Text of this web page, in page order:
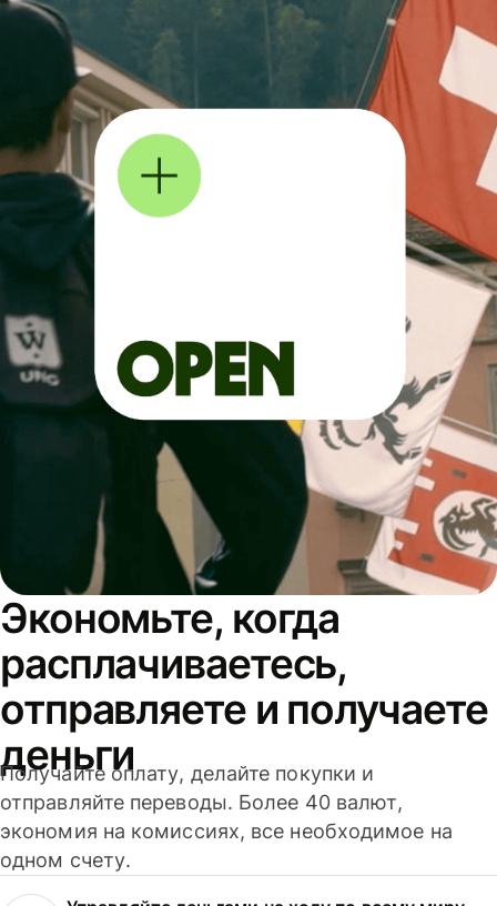
Экономьте, когда
расплачиваетесь,
отправляете и получаете
деньги
Получайте оплату, делайте покупки и
отправляйте переводы. Более 40 валют,
экономия на комиссиях, все необходимое на
одном счету.